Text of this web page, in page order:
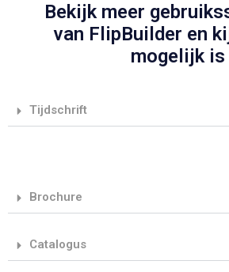
Bekijk meer
van FlipBuilder en
mogelijk is
Tijdschrift
Brochure
Catalogus